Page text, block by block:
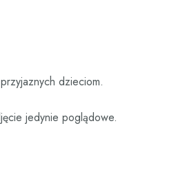
dzieciom.
jedynie poglądowe.